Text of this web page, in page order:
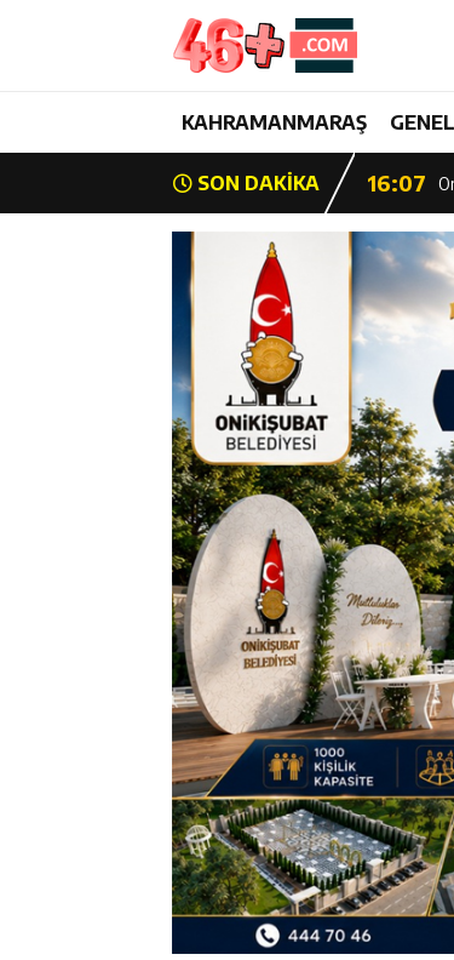
KAHRAMANMARAŞ GENEL
SON DAKİKA
16:19
16:07
15:39
13:26
17:01
16:55
11:19 12
14:35
13:28
16:19